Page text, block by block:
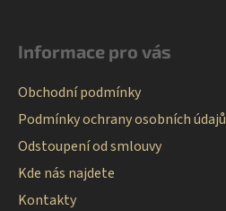
Informace pro vás
Obchodní podmínky
Podmínky ochrany osobních údajů
Odstoupení od smlouvy
Kde nás najdete
Kontakty